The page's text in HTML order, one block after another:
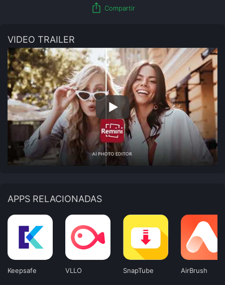
ios_share Compartir
VIDEO TRAILER
APPS RELACIONADAS
Keepsafe VLLO SnapTube AirBrush